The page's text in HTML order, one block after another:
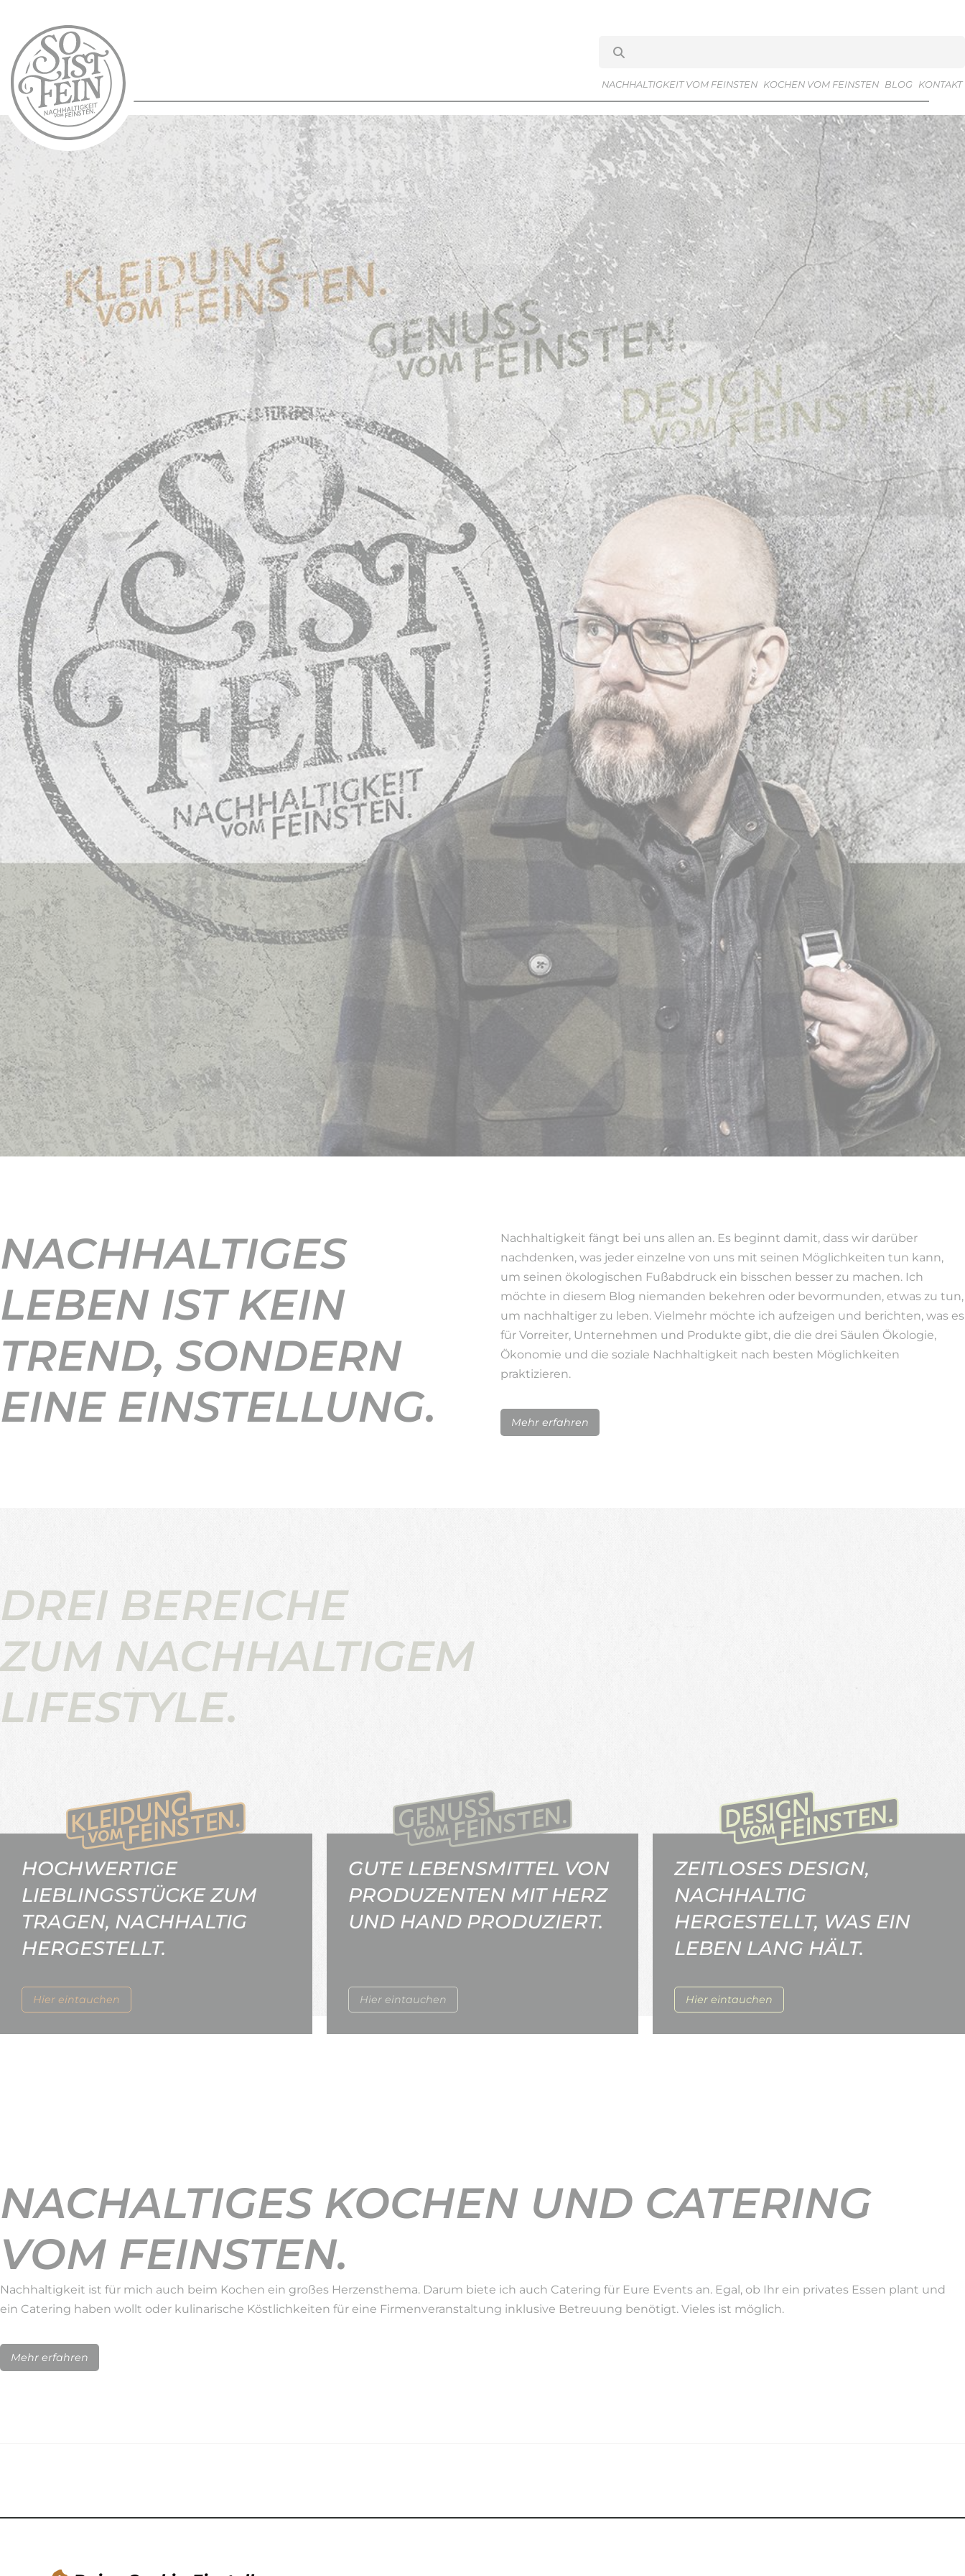
NACHHALTIGKEIT VOM FEINSTEN KOCHEN VOM FEINSTEN BLOG KONTAKT
NACHHALTIGES
LEBEN IST KEIN
TREND, SONDERN
EINE EINSTELLUNG.
Nachhaltigkeit fängt bei uns allen an. Es beginnt damit, dass wir darüber
nachdenken, was jeder einzelne von uns mit seinen Möglichkeiten tun kann,
um seinen ökologischen Fußabdruck ein bisschen besser zu machen. Ich
möchte in diesem Blog niemanden bekehren oder bevormunden, etwas zu tun,
um nachhaltiger zu leben. Vielmehr möchte ich aufzeigen und berichten, was es
für Vorreiter, Unternehmen und Produkte gibt, die die drei Säulen Ökologie,
Ökonomie und die soziale Nachhaltigkeit nach besten Möglichkeiten
praktizieren.
Mehr erfahren
DREI BEREICHE
ZUM NACHHALTIGEM
LIFESTYLE.
Hier eintauchen
HOCHWERTIGE
LIEBLINGSSTÜCKE ZUM
TRAGEN, NACHHALTIG
HERGESTELLT.
Hier eintauchen
GUTE LEBENSMITTEL VON
PRODUZENTEN MIT HERZ
UND HAND PRODUZIERT.
Hier eintauchen
ZEITLOSES DESIGN,
NACHHALTIG
HERGESTELLT, WAS EIN
LEBEN LANG HÄLT.
NACHALTIGES KOCHEN UND CATERING
VOM FEINSTEN.
Nachhaltigkeit ist für mich auch beim Kochen ein großes Herzensthema. Darum biete ich auch Catering für Eure Events an. Egal, ob Ihr ein privates Essen plant und
ein Catering haben wollt oder kulinarische Köstlichkeiten für eine Firmenveranstaltung inklusive Betreuung benötigt. Vieles ist möglich.
Mehr erfahren
NACHHALTIGKEIT